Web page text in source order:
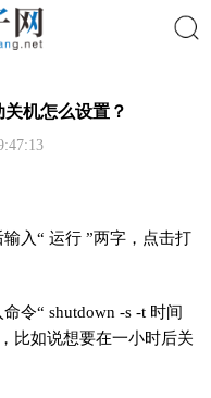
机怎么设置？
入“ 运行 ”两字，点击打
令“ shutdown -s -t 时间
比如说想要在一小时后关